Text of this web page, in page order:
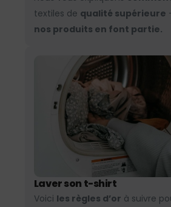
textiles de qualité supérieure
nos produits en font partie.
Laver son t-shirt
Voici les règles d’or à suivre